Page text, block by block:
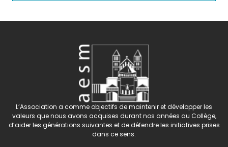
L’Association a comme objectifs de maintenir et développer les
valeurs que nous avons acquises durant nos années au Collège,
d’aider les générations suivantes et de défendre les initiatives prises
dans ce sens.